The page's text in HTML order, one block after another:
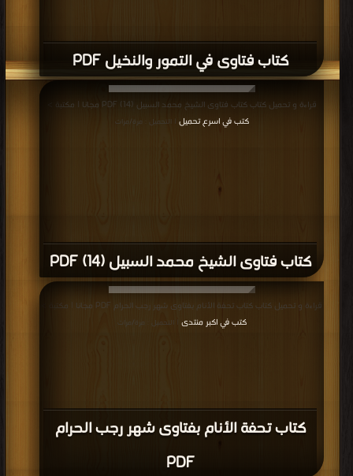
كتاب فتاوى في التمور والنخيل PDF
كتاب فتاوى الشيخ محمد السبيل (14) PDF
قراءة و تحميل كتاب كتاب فتاوى الشيخ محمد السبيل (14) PDF مجانا | مكتبة >
كتب في اسرع تحميل
| التحميل : مرة/مرات
كتاب تحفة الأنام بفتاوى شهر رجب الحرام
PDF
قراءة و تحميل كتاب كتاب تحفة الأنام بفتاوى شهر رجب الحرام PDF مجانا | مكتبة >
كتب في اكبر منتدى
| التحميل : مرة/مرات